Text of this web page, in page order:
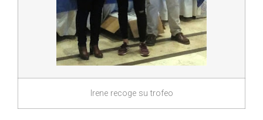
Irene recoge su trofeo